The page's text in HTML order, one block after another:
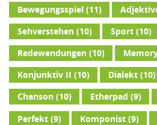
Bewegungsspiel(11)
Sehverstehen(10) Sport(10)
Redewendungen(10)
Konjunktiv II (10) Dialekt(10)
Chanson(10) Etherpad (9)
Perfekt(9) Komponist(9)